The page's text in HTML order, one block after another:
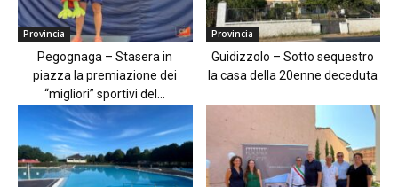
Provincia
Pegognaga – Stasera in
piazza la premiazione dei
“migliori” sportivi del...
Provincia
Guidizzolo – Sotto sequestro
la casa della 20enne deceduta